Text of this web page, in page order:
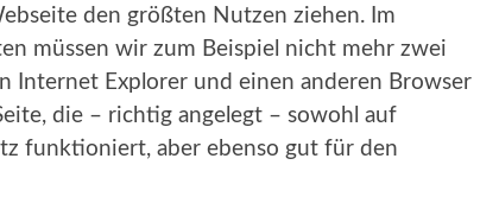
den größten Nutzen ziehen. Im
müssen wir zum Beispiel nicht mehr zwei
Internet Explorer und einen anderen Browser
die – richtig angelegt – sowohl auf
funktioniert, aber ebenso gut für den